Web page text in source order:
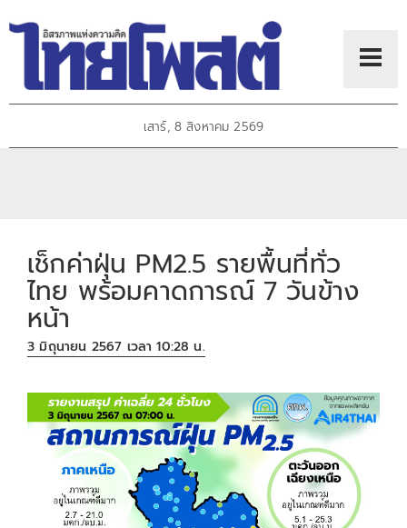
เสาร์, 8 สิงหาคม 2569
เช็กค่าฝุ่น PM2.5 รายพื้นที่ทั่ว
ไทย พร้อมคาดการณ์ 7 วันข้าง
หน้า
3 มิถุนายน 2567 เวลา 10:28 น.